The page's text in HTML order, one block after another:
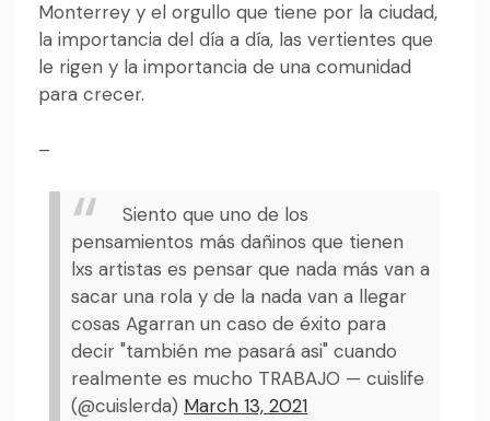
Monterrey y el orgullo que tiene por la ciudad,
la importancia del día a día, las vertientes que
le rigen y la importancia de una comunidad
para crecer.
–
Siento que uno de los
pensamientos más dañinos que tienen
lxs artistas es pensar que nada más van a
sacar una rola y de la nada van a llegar
cosas Agarran un caso de éxito para
decir "también me pasará asi" cuando
realmente es mucho TRABAJO — cuislife
(@cuislerda) March 13, 2021